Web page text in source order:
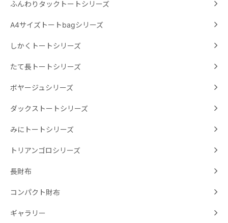
ふんわりタックトートシリーズ
A4サイズトートbagシリーズ
しかくトートシリーズ
たて長トートシリーズ
ボヤージュシリーズ
ダックストートシリーズ
みにトートシリーズ
トリアンゴロシリーズ
長財布
コンパクト財布
ギャラリー